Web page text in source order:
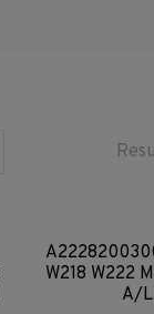
W218 W222
A/